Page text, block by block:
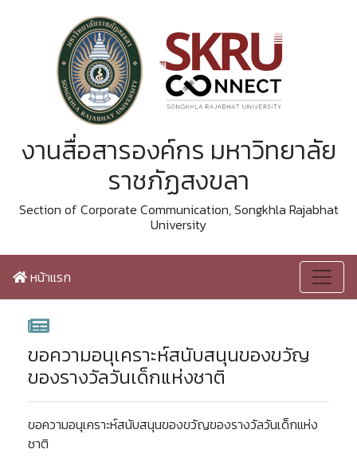
งานสื่อสารองค์กร มหาวิทยาลัย
ราชภัฏสงขลา
Section of Corporate Communication, Songkhla Rajabhat
University
หน้าแรก
ขอความอนุเคราะห์สนับสนุนของขวัญ
ของรางวัลวันเด็กแห่งชาติ
ขอความอนุเคราะห์สนับสนุนของขวัญของรางวัลวันเด็กแห่ง
ชาติ